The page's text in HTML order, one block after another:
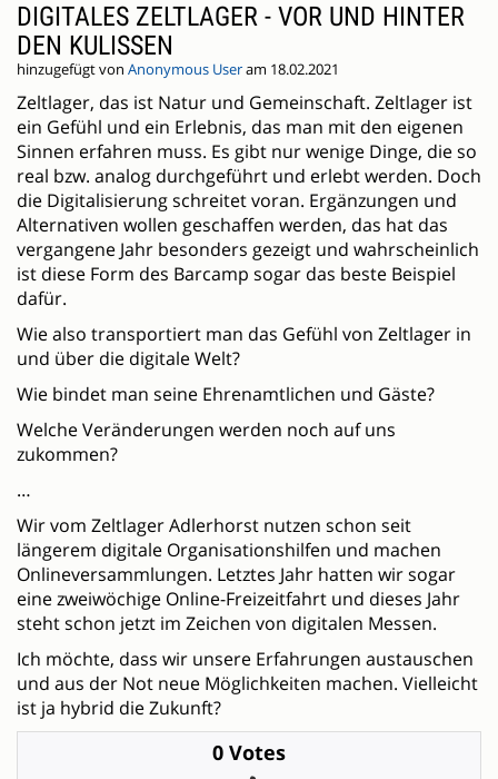
DIGITALES ZELTLAGER - VOR UND HINTER
DEN KULISSEN
hinzugefügt von Anonymous Useram 18.02.2021
Zeltlager, das ist Natur und Gemeinschaft. Zeltlager ist
ein Gefühl und ein Erlebnis, das man mit den eigenen
Sinnen erfahren muss. Es gibt nur wenige Dinge, die so
real bzw. analog durchgeführt und erlebt werden. Doch
die Digitalisierung schreitet voran. Ergänzungen und
Alternativen wollen geschaffen werden, das hat das
vergangene Jahr besonders gezeigt und wahrscheinlich
ist diese Form des Barcamp sogar das beste Beispiel
dafür.
Wie also transportiert man das Gefühl von Zeltlager in
und über die digitale Welt?
Wie bindet man seine Ehrenamtlichen und Gäste?
Welche Veränderungen werden noch auf uns
zukommen?
…
Wir vom Zeltlager Adlerhorst nutzen schon seit
längerem digitale Organisationshilfen und machen
Onlineversammlungen. Letztes Jahr hatten wir sogar
eine zweiwöchige Online-Freizeitfahrt und dieses Jahr
steht schon jetzt im Zeichen von digitalen Messen.
Ich möchte, dass wir unsere Erfahrungen austauschen
und aus der Not neue Möglichkeiten machen. Vielleicht
ist ja hybrid die Zukunft?
0 Votes